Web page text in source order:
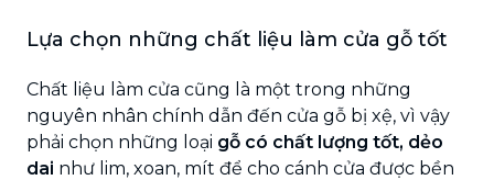
Lựa chọn những chất liệu làm cửa gỗ tốt
Chất liệu làm cửa cũng là một trong những
nguyên nhân chính dẫn đến cửa gỗ bị xệ, vì vậy
phải chọn những loại gỗ có chất lượng tốt, dẻo
dai như lim, xoan, mít để cho cánh cửa được bền